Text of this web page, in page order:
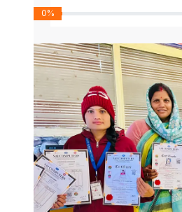
0%